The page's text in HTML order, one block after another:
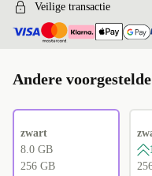
Veilige transactie
Andere
zwart
8.0 GB
256 GB